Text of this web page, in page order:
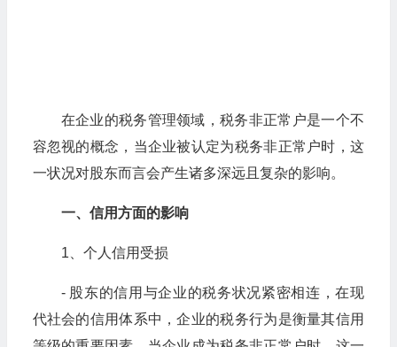
在企业的税务管理领域，税务非正常户是一个不
容忽视的概念，当企业被认定为税务非正常户时，这
一状况对股东而言会产生诸多深远且复杂的影响。
一、信用方面的影响
1、个人信用受损
- 股东的信用与企业的税务状况紧密相连，在现
代社会的信用体系中，企业的税务行为是衡量其信用